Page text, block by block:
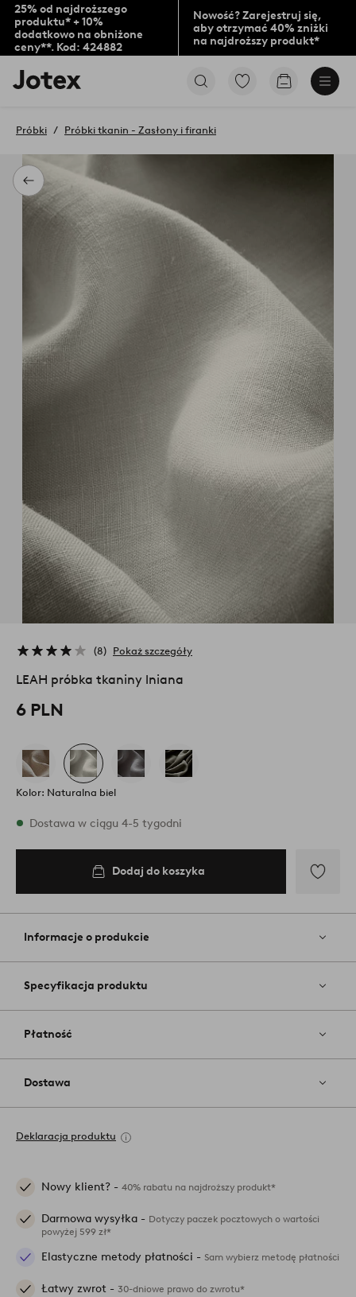
25% od najdroższego
produktu* + 10%
dodatkowo na obniżone
ceny**. Kod: 424882
Nowość? Zarejestruj się,
aby otrzymać 40% zniżki
na najdroższy produkt*
Logo
Jotex
na
stronę
PrzejdźPrzejdź
Powrót
Próbki Próbki tkanin - Zasłony i firanki
8 Pokaż szczegóły
LEAH próbka tkaniny lniana
6 PLN
Kolor: Naturalna biel
W magazynie
Dostawa w ciągu 4-5 tygodni
Dodaj do koszyka
do
Informacje o produkcie
Specyfikacja produktu
Płatność
Dostawa
Deklaracja produktu
Nowy klient? - 40% rabatu na najdroższy produkt*
Darmowa wysyłka - Dotyczy paczek pocztowych o wartości
powyżej 599 zł*
Elastyczne metody płatności - Sam wybierz metodę płatności
Łatwy zwrot - 30-dniowe prawo do zwrotu*